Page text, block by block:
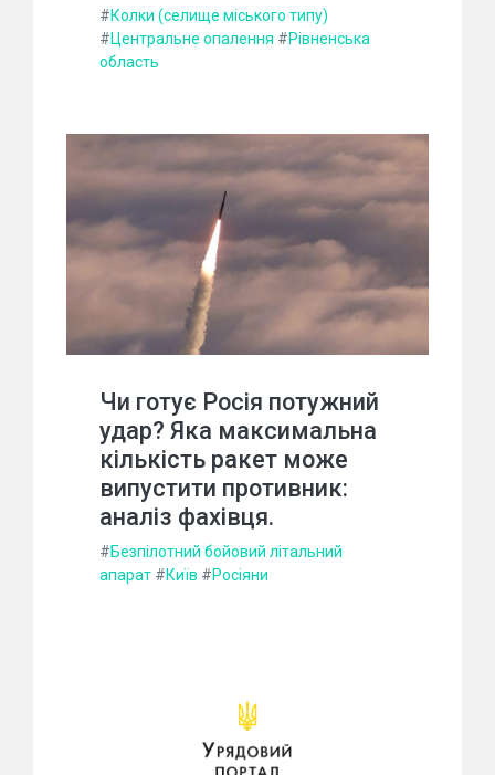
#Колки (селище міського типу)
#Центральне опалення #Рівненська
область
Чи готує Росія потужний
удар? Яка максимальна
кількість ракет може
випустити противник:
аналіз фахівця.
#Безпілотний бойовий літальний
апарат #Київ #Росіяни